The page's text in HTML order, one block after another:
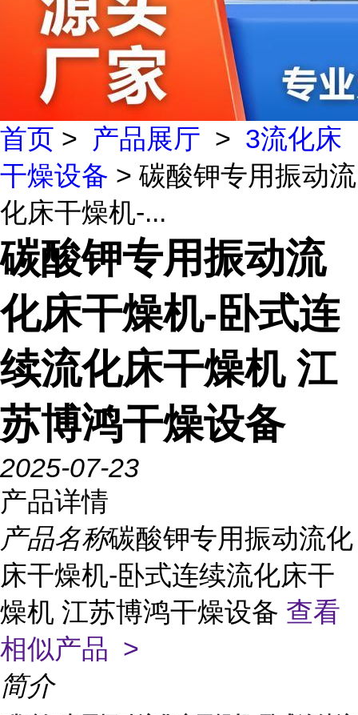
首页 > 产品展厅 > 3流化床
干燥设备 > 碳酸钾专用振动流
化床干燥机-...
碳酸钾专用振动流
化床干燥机-卧式连
续流化床干燥机 江
苏博鸿干燥设备
2025-07-23
产品详情
产品名称碳酸钾专用振动流化
床干燥机-卧式连续流化床干
燥机 江苏博鸿干燥设备 查看
相似产品 >
简介